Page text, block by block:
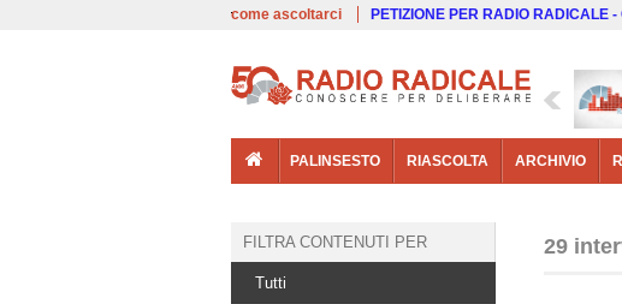
come ascoltarci PETIZIONE PER RADIO RADICALE
PALINSESTO RIASCOLTA ARCHIVIO
29
FILTRA CONTENUTI PER
Tutti